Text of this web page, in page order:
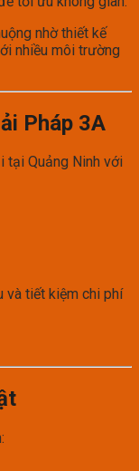
nhờ thiết kế
nhiều môi trường
Pháp 3A
tại Quảng Ninh với
và tiết kiệm chi phí